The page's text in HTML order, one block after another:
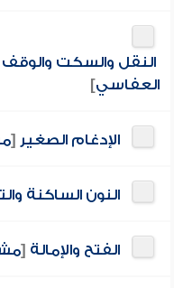
النقل والسكت والوقف
العفاسي]
الإدغام الصغير [
النون الساكنة
الفتح والإمالة [